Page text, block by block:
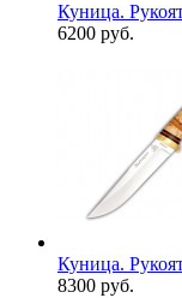
Куница.
6200 руб.
Куница.
8300 руб.